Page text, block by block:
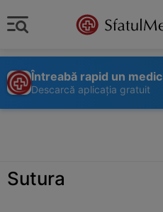
Întreabă rapid un medic
Descarcă aplicația gratuit
Sutura